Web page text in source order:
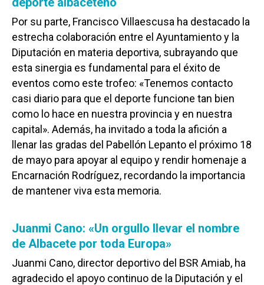
Por su parte, Francisco Villaescusa ha destacado la
estrecha colaboración entre el Ayuntamiento y la
Diputación en materia deportiva, subrayando que
esta sinergia es fundamental para el éxito de
eventos como este trofeo: «Tenemos contacto
casi diario para que el deporte funcione tan bien
como lo hace en nuestra provincia y en nuestra
capital». Además, ha invitado a toda la afición a
llenar las gradas del Pabellón Lepanto el próximo 18
de mayo para apoyar al equipo y rendir homenaje a
Encarnación Rodríguez, recordando la importancia
de mantener viva esta memoria.
Juanmi Cano: «Un orgullo llevar el nombre
de Albacete por toda Europa»
Juanmi Cano, director deportivo del BSR Amiab, ha
agradecido el apoyo continuo de la Diputación y el